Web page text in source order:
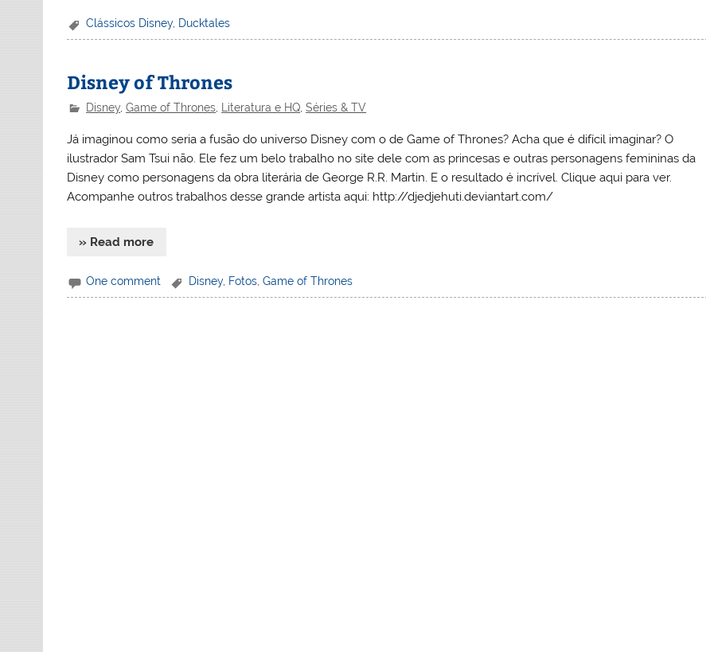
Clássicos Disney, Ducktales
Disney of Thrones
Disney ,Game of Thrones Literatura e HQ ,Séries & TV
Já imaginou como seria a fusão do universo Disney com o de Game of Thrones? Acha que é difícil imaginar? O
ilustrador Sam Tsui não. Ele fez um belo trabalho no site dele com as princesas e outras personagens femininas da
Disney como personagens da obra literária de George R.R. Martin. E o resultado é incrível. Clique aqui para ver.
Acompanhe outros trabalhos desse grande artista aqui: http://djedjehuti.deviantart.com/
» Read more
One comment Disney, Fotos, Game of Thrones